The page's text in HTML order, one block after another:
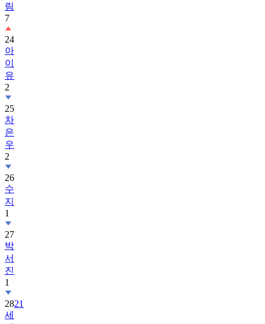
림
7
24
아
이
유
2
25
차
은
우
2
26
수
지
1
27
박
서
진
1
2821
세